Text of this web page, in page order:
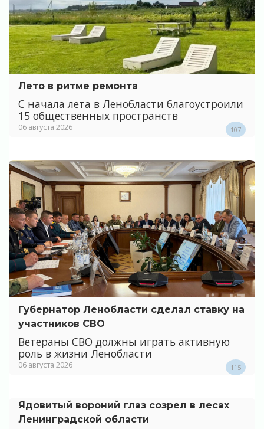
Лето в ритме ремонта
С начала лета в Ленобласти благоустроили
15 общественных пространств
06 августа 2026 107
Губернатор Ленобласти сделал ставку на
участников СВО
Ветераны СВО должны играть активную
роль в жизни Ленобласти
06 августа 2026 115
Ядовитый вороний глаз созрел в лесах
Ленинградской области